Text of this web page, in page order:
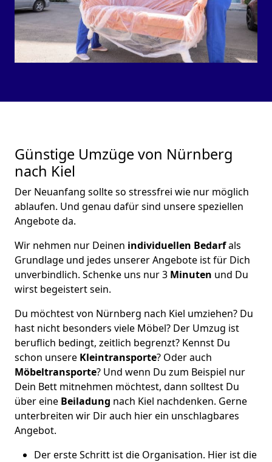
Günstige Umzüge von Nürnberg
nach Kiel
Der Neuanfang sollte so stressfrei wie nur möglich
ablaufen. Und genau dafür sind unsere speziellen
Angebote da.
Wir nehmen nur Deinen individuellen Bedarfals
Grundlage und jedes unserer Angebote ist für Dich
unverbindlich. Schenke uns nur 3 Minuten und Du
wirst begeistert sein.
Du möchtest von Nürnberg nach Kiel umziehen? Du
hast nicht besonders viele Möbel? Der Umzug ist
beruflich bedingt, zeitlich begrenzt? Kennst Du
schon unsere Kleintransporte? Oder auch
Möbeltransporte? Und wenn Du zum Beispiel nur
Dein Bett mitnehmen möchtest, dann solltest Du
über eine Beiladung nach Kiel nachdenken. Gerne
unterbreiten wir Dir auch hier ein unschlagbares
Angebot.
Der erste Schritt ist die Organisation. Hier ist die